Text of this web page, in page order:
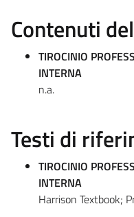
Contenuti
TIROCINIO
INTERNA
n.a.
Testi di
TIROCINIO
INTERNA
Harrison Textbook;